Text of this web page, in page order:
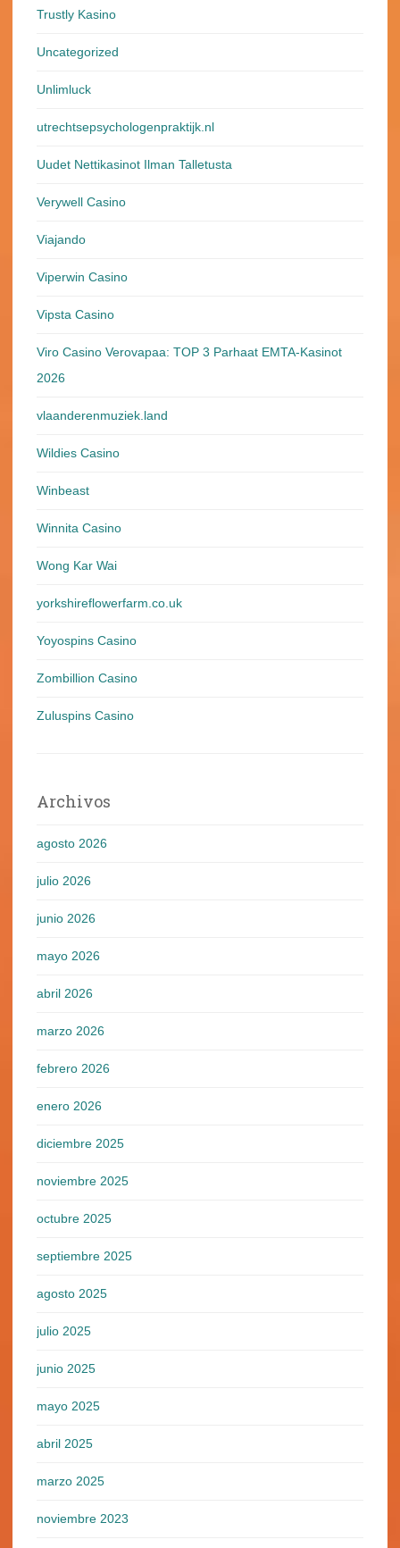
Trustly Kasino
Uncategorized
Unlimluck
utrechtsepsychologenpraktijk.nl
Uudet Nettikasinot Ilman Talletusta
Verywell Casino
Viajando
Viperwin Casino
Vipsta Casino
Viro Casino Verovapaa: TOP 3 Parhaat EMTA-Kasinot
2026
vlaanderenmuziek.land
Wildies Casino
Winbeast
Winnita Casino
Wong Kar Wai
yorkshireflowerfarm.co.uk
Yoyospins Casino
Zombillion Casino
Zuluspins Casino
Archivos
agosto 2026
julio 2026
junio 2026
mayo 2026
abril 2026
marzo 2026
febrero 2026
enero 2026
diciembre 2025
noviembre 2025
octubre 2025
septiembre 2025
agosto 2025
julio 2025
junio 2025
mayo 2025
abril 2025
marzo 2025
noviembre 2023